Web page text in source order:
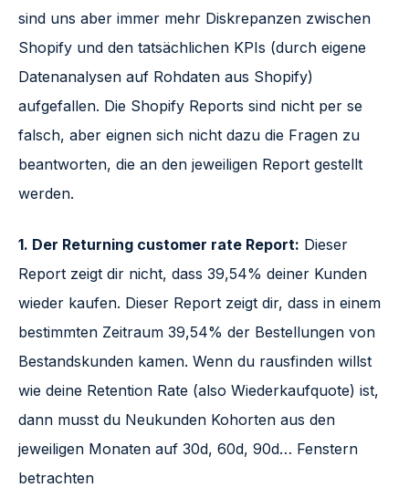
sind uns aber immer mehr Diskrepanzen zwischen
Shopify und den tatsächlichen KPIs (durch eigene
Datenanalysen auf Rohdaten aus Shopify)
aufgefallen. Die Shopify Reports sind nicht per se
falsch, aber eignen sich nicht dazu die Fragen zu
beantworten, die an den jeweiligen Report gestellt
werden.
1. Der Returning customer rate Report: Dieser
Report zeigt dir nicht, dass 39,54% deiner Kunden
wieder kaufen. Dieser Report zeigt dir, dass in einem
bestimmten Zeitraum 39,54% der Bestellungen von
Bestandskunden kamen. Wenn du rausfinden willst
wie deine Retention Rate (also Wiederkaufquote) ist,
dann musst du Neukunden Kohorten aus den
jeweiligen Monaten auf 30d, 60d, 90d… Fenstern
betrachten